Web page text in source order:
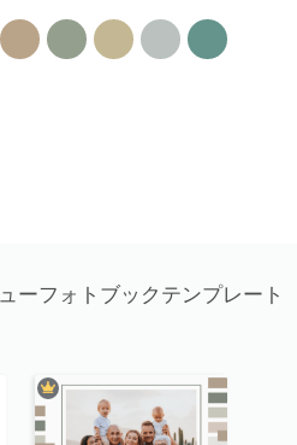
ーフォトブックテンプレート